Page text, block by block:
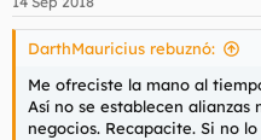
DarthMauricius rebuznó:
Me ofreciste la mano al
Así no se establecen alianzas
negocios. Recapacite. Si no